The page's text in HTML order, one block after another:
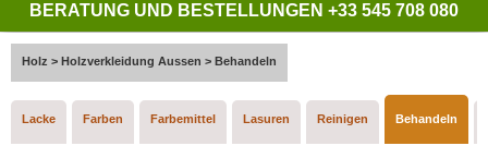
BERATUNG UND BESTELLUNGEN +33 545 708 080
Holz > Holzverkleidung Aussen > Behandeln
Lacke Farben Farbemittel Lasuren Reinigen Behandeln